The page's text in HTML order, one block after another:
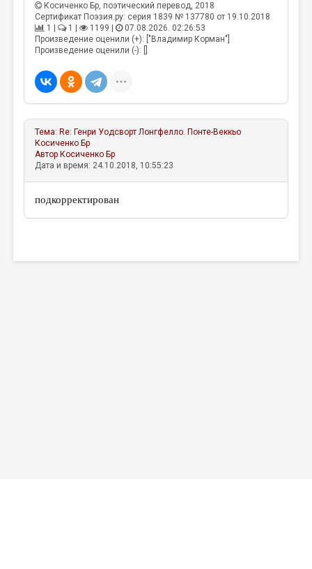
Косиченко Бр, поэтический перевод, 2018
Сертификат Поэзия.ру: серия 1839 № 137780 от 19.10.2018
1 |
1 | 1199 |
07.08.2026. 02:26:53
Произведение оценили (+): ["Владимир Корман"]
Произведение оценили (-): []
Тема: Re: Генри Уодсворт Лонгфелло. Понте-Веккьо
Косиченко Бр
Автор Косиченко Бр
Дата и время: 24.10.2018, 10:55:23
подкорректирован